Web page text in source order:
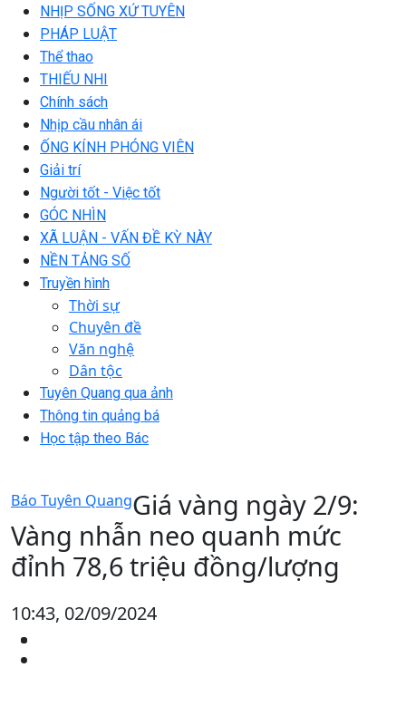
NHỊP SỐNG XỨ TUYÊN
PHÁP LUẬT
Thể thao
THIẾU NHI
Chính sách
Nhịp cầu nhân ái
ỐNG KÍNH PHÓNG VIÊN
Giải trí
Người tốt - Việc tốt
GÓC NHÌN
XÃ LUẬN - VẤN ĐỀ KỲ NÀY
NỀN TẢNG SỐ
Truyền hình
Thời sự
Chuyên đề
Văn nghệ
Dân tộc
Tuyên Quang qua ảnh
Thông tin quảng bá
Học tập theo Bác
Báo Tuyên QuangGiá vàng ngày 2/9:
Vàng nhẫn neo quanh mức
đỉnh 78,6 triệu đồng/lượng
10:43, 02/09/2024